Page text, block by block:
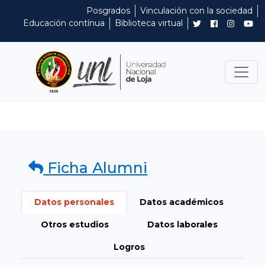
Posgrados
Vinculación con la sociedad
Educación contínua
Biblioteca virtual
Ficha Alumni
Datos personales Datos académicos
Otros estudios Datos laborales
Logros